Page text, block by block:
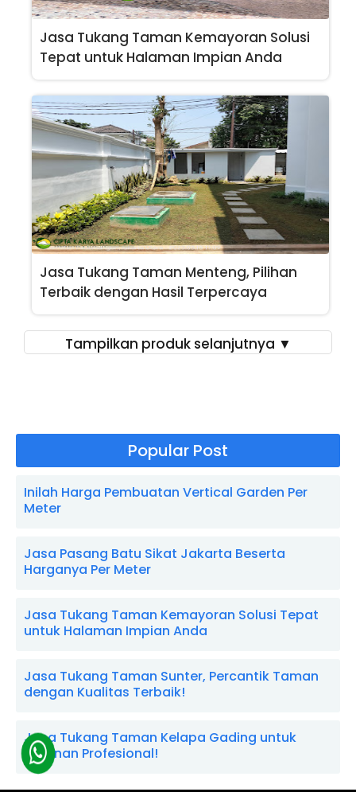
Jasa Tukang Taman Kemayoran Solusi
Tepat untuk Halaman Impian Anda
Jasa Tukang Taman Menteng, Pilihan
Terbaik dengan Hasil Terpercaya
Tampilkan produk selanjutnya ▼
Popular Post
Inilah Harga Pembuatan Vertical Garden Per
Meter
Jasa Pasang Batu Sikat Jakarta Beserta
Harganya Per Meter
Jasa Tukang Taman Kemayoran Solusi Tepat
untuk Halaman Impian Anda
Jasa Tukang Taman Sunter, Percantik Taman
dengan Kualitas Terbaik!
Jasa Tukang Taman Kelapa Gading untuk
Layanan Profesional!